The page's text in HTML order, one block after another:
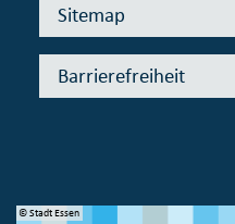
Sitemap
Barrierefreiheit
© Stadt Essen